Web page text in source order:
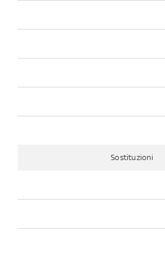
Sostituzioni